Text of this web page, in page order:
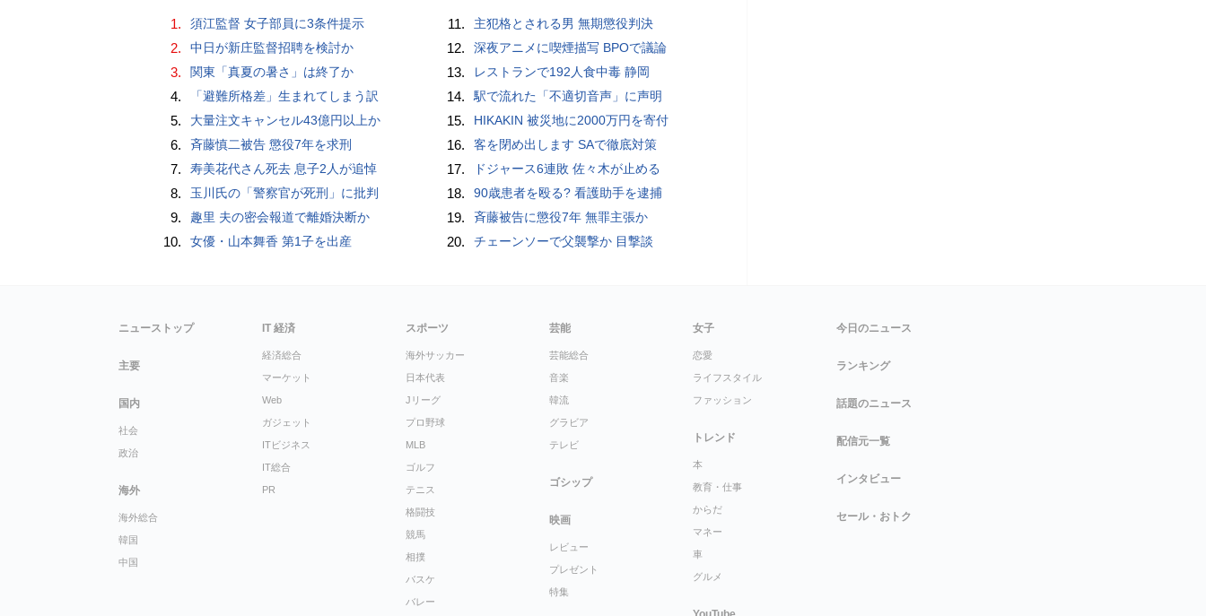
1. 須江監督 女子部員に3条件提示
2. 中日が新庄監督招聘を検討か
3. 関東「真夏の暑さ」は終了か
4. 「避難所格差」生まれてしまう訳
5. 大量注文キャンセル43億円以上か
6. 斉藤慎二被告 懲役7年を求刑
7. 寿美花代さん死去 息子2人が追悼
8. 玉川氏の「警察官が死刑」に批判
9. 趣里 夫の密会報道で離婚決断か
10. 女優・山本舞香 第1子を出産
11. 主犯格とされる男 無期懲役判決
12. 深夜アニメに喫煙描写 BPOで議論
13. レストランで192人食中毒 静岡
14. 駅で流れた「不適切音声」に声明
15. HIKAKIN 被災地に2000万円を寄付
16. 客を閉め出します SAで徹底対策
17. ドジャース6連敗 佐々木が止める
18. 90歳患者を殴る? 看護助手を逮捕
19. 斉藤被告に懲役7年 無罪主張か
20. チェーンソーで父襲撃か 目撃談
ニューストップ
主要
国内
社会
政治
海外
海外総合
韓国
中国
IT 経済
経済総合
マーケット
Web
ガジェット
ITビジネス
IT総合
PR
スポーツ
海外サッカー
日本代表
Jリーグ
プロ野球
MLB
ゴルフ
テニス
格闘技
競馬
相撲
バスケ
バレー
芸能
芸能総合
音楽
韓流
グラビア
テレビ
ゴシップ
映画
レビュー
プレゼント
特集
女子
恋愛
ライフスタイル
ファッション
トレンド
本
教育・仕事
からだ
マネー
車
グルメ
今日のニュース
ランキング
話題のニュース
配信元一覧
インタビュー
セール・おトク